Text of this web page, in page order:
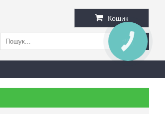
Кошик
КНОПКА
ЗВ'ЯЗКУ